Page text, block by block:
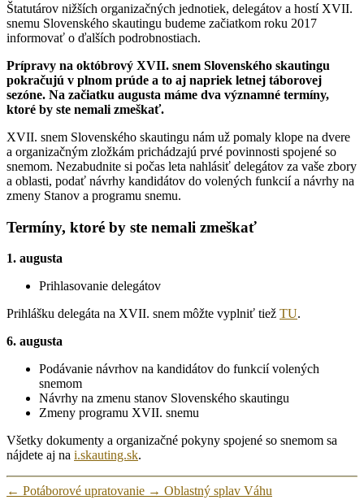
Štatutárov nižších organizačných jednotiek, delegátov a hostí XVII.
snemu Slovenského skautingu budeme začiatkom roku 2017
informovať o ďalších podrobnostiach.
Prípravy na októbrový XVII. snem Slovenského skautingu
pokračujú v plnom prúde a to aj napriek letnej táborovej
sezóne. Na začiatku augusta máme dva významné termíny,
ktoré by ste nemali zmeškať.
XVII. snem Slovenského skautingu nám už pomaly klope na dvere
a organizačným zložkám prichádzajú prvé povinnosti spojené so
snemom. Nezabudnite si počas leta nahlásiť delegátov za vaše zbory
a oblasti, podať návrhy kandidátov do volených funkcií a návrhy na
zmeny Stanov a programu snemu.
Termíny, ktoré by ste nemali zmeškať
1. augusta
Prihlasovanie delegátov
Prihlášku delegáta na XVII. snem môžte vyplniť tiež TU.
6. augusta
Podávanie návrhov na kandidátov do funkcií volených
snemom
Návrhy na zmenu stanov Slovenského skautingu
Zmeny programu XVII. snemu
Všetky dokumenty a organizačné pokyny spojené so snemom sa
nájdete aj na i.skauting.sk.
← Potáborové upratovanie → Oblastný splav Váhu